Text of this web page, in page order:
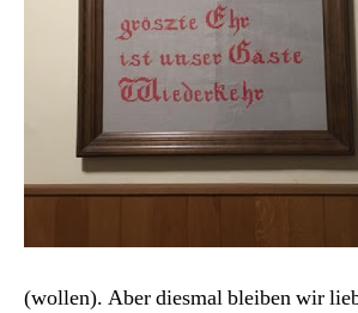
(wollen). Aber diesmal bleiben wir